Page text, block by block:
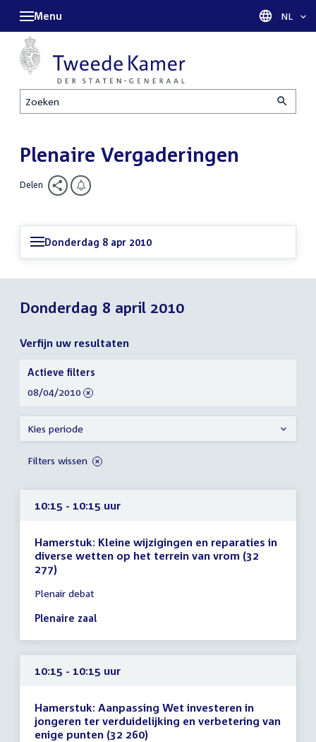
Zoeken
Menu Taal
NL
Plenaire Vergaderingen
Delen
Donderdag 8 apr 2010
Donderdag 8 april 2010
Verfijn uw resultaten
10:15 - 10:15 uur
Hamerstuk: Kleine wijzigingen en reparaties in
diverse wetten op het terrein van vrom (32
277)
vergadering
10:15
10:15
uur
Plenair debat
Plenaire zaal
10:15 - 10:15 uur
Hamerstuk: Aanpassing Wet investeren in
jongeren ter verduidelijking en verbetering van
enige punten (32 260)
Verfijn
uw
resultaten
Actieve filters
verwijder
08/04/2010
Kies periode
Filters wissen